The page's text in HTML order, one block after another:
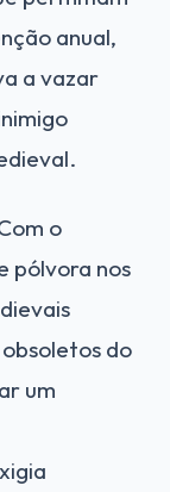
anual,
a vazar
o
pólvora nos
do
um